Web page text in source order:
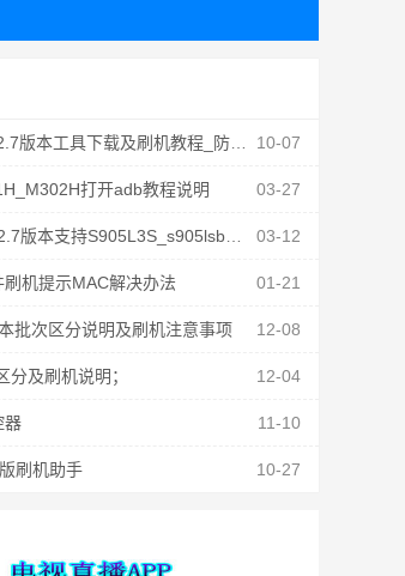
10-07
本工具下载及刷机教程_防丢mac
03-27
打开adb教程说明
03-12
本支持S905L3S_s905lsb固件刷机
01-21
机提示MAC解决办法
12-08
批次区分说明及刷机注意事项
12-04
分及刷机说明；
11-10
器
10-27
刷机助手